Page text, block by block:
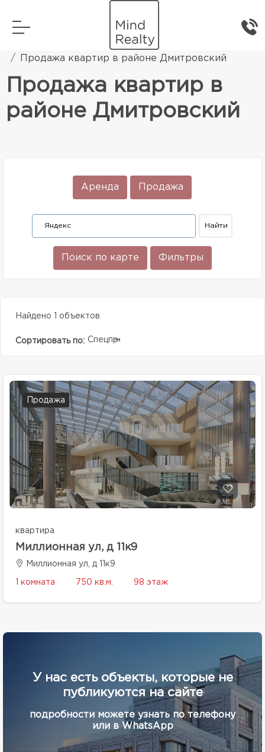
Элитная жилая недвижимость
Продажа квартир в районе Дмитровский
Продажа квартир в
районе Дмитровский
Аренда Продажа
Поиск по карте Фильтры
Найдено 1 объектов
Сортировать по: Спецпредолжение
Продажа
квартира
Миллионная ул, д 11к9
Миллионная ул, д 11к9
1 комната 750 кв.м. 98 этаж
У нас есть объекты, которые не
публикуются на сайте
подробности можете узнать по телефону
или в WhatsApp